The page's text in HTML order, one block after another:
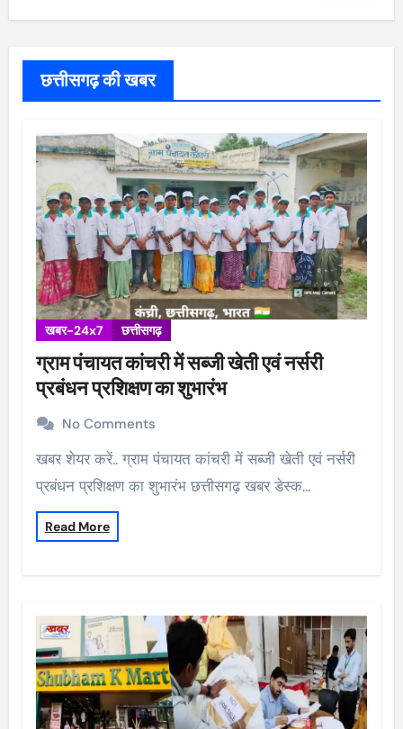
छत्तीसगढ़ की खबर
खबर-24x7 छत्तीसगढ़
ग्राम पंचायत कांचरी में सब्जी खेती एवं नर्सरी
प्रबंधन प्रशिक्षण का शुभारंभ
No Comments
खबर शेयर करें.. ग्राम पंचायत कांचरी में सब्जी खेती एवं नर्सरी
प्रबंधन प्रशिक्षण का शुभारंभ छत्तीसगढ़ खबर डेस्क…
Read More